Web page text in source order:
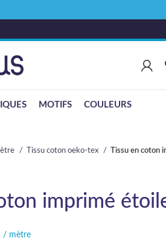
MOTIFS COULEURS
Tissu coton oeko-tex Tissu en coton
imprimé
/ mètre